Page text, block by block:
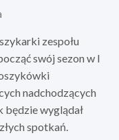
zespołu
swój sezon w I
nadchodzących
będzie wyglądał
spotkań.